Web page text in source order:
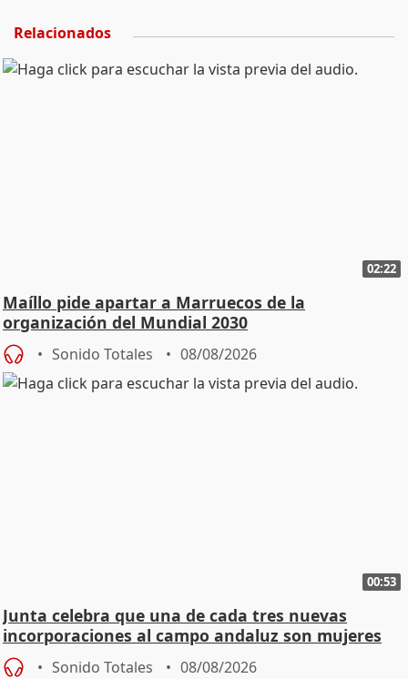
Relacionados
02:22
Maíllo pide apartar a Marruecos de la
organización del Mundial 2030
Sonido Totales 08/08/2026
00:53
Junta celebra que una de cada tres nuevas
incorporaciones al campo andaluz son mujeres
jóvenes
Sonido Totales 08/08/2026